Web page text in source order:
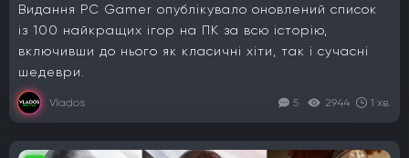
Видання PC Gamer опублікувало оновлений список
із 100 найкращих ігор на ПК за всю історію,
включивши до нього як класичні хіти, так і сучасні
шедеври.
Vlados 5 2944 1 хв.